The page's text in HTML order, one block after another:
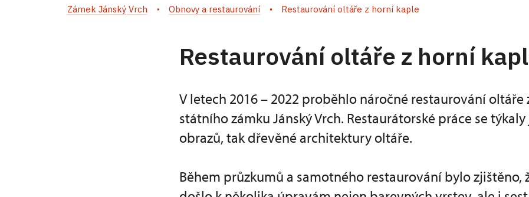
Zámek Jánský Vrch Obnovy a restaurování Restaurování oltáře z horní kaple
Restaurování oltáře z horní
V letech 2016 – 2022 proběhlo náročné restaurování oltáře
státního zámku Jánský Vrch. Restaurátorské práce se
obrazů, tak dřevěné architektury oltáře.
Během průzkumů a samotného restaurování bylo zjištěno,